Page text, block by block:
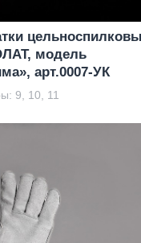
модель
арт.0007-УК
9, 10, 11